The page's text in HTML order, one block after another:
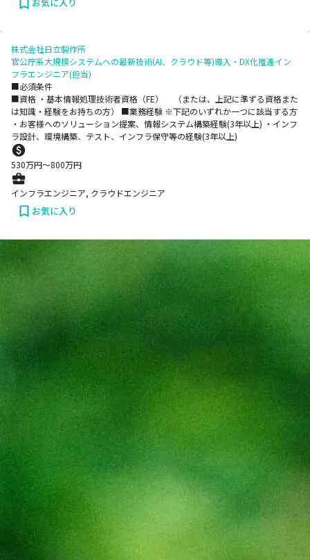
お気に入り
株式会社日立製作所
官公庁系大規模システムへの最新技術(AI、クラウド等)導入・DX化推進イン
フラエンジニア(担当)
■必須条件
■資格 ・基本情報処理技術者資格（FE） （または、上記に準ずる資格また
は知識・経験をお持ちの方） ■業務経験 ※下記のいずれか一つに該当する方
・お客様へのソリューション提案、情報システム構築経験(3年以上) ・インフ
ラ設計、環境構築、テスト、インフラ保守等の経験(3年以上)
530万円〜800万円
インフラエンジニア, クラウドエンジニア
お気に入り